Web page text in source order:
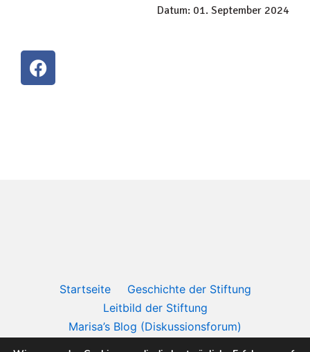
Datum: 01. September 2024
Startseite
Geschichte der Stiftung
Leitbild der Stiftung
Marisa’s Blog (Diskussionsforum)